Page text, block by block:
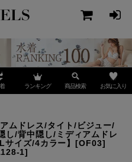
ランキング 商品検索 お気に入り
ムドレス/タイト/ビジュー/
し/背中隠し/ミディアムドレ
サイズ/4カラー】[OF03]
1]